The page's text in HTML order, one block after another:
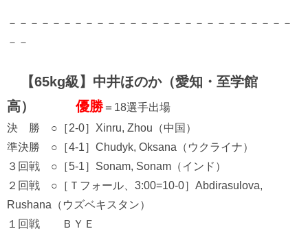
－－－－－－－－－－－－－－－－－－－－－－－－－－
－－
【65kg級】中井ほのか（愛知・至学館
高） 優勝＝18選手出場
決 勝 ○［2-0］Xinru, Zhou（中国）
準決勝 ○［4-1］Chudyk, Oksana（ウクライナ）
３回戦 ○［5-1］Sonam, Sonam（インド）
２回戦 ○［Ｔフォール、3:00=10-0］Abdirasulova,
Rushana（ウズベキスタン）
１回戦 ＢＹＥ